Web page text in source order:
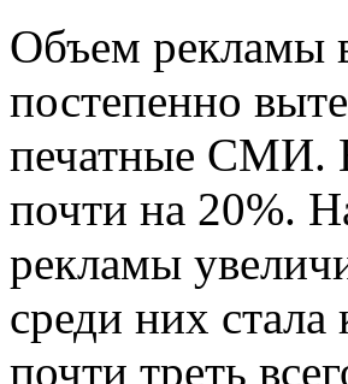
Объем рекламы
постепенно
печатные СМИ.
почти на 20%.
рекламы
среди них
почти треть